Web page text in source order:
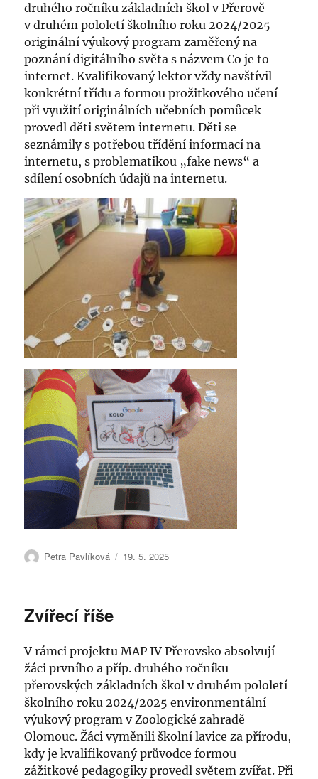
druhého ročníku základních škol v Přerově
v druhém pololetí školního roku 2024/2025
originální výukový program zaměřený na
poznání digitálního světa s názvem Co je to
internet. Kvalifikovaný lektor vždy navštívil
konkrétní třídu a formou prožitkového učení
při využití originálních učebních pomůcek
provedl děti světem internetu. Děti se
seznámily s potřebou třídění informací na
internetu, s problematikou „fake news“ a
sdílení osobních údajů na internetu.
Autor:
Petra Pavlíková Publikováno:
19. 5. 2025
Zvířecí říše
V rámci projektu MAP IV Přerovsko absolvují
žáci prvního a příp. druhého ročníku
přerovských základních škol v druhém pololetí
školního roku 2024/2025 environmentální
výukový program v Zoologické zahradě
Olomouc. Žáci vyměnili školní lavice za přírodu,
kdy je kvalifikovaný průvodce formou
zážitkové pedagogiky provedl světem zvířat. Při